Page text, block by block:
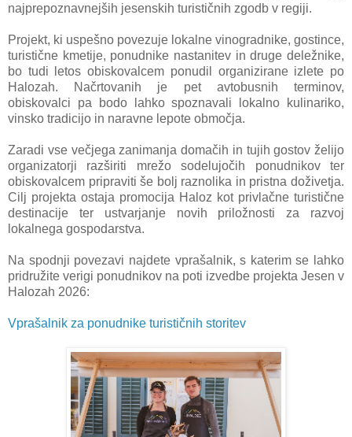
najprepoznavnejših jesenskih turističnih zgodb v regiji.
Projekt, ki uspešno povezuje lokalne vinogradnike, gostince,
turistične kmetije, ponudnike nastanitev in druge deležnike,
bo tudi letos obiskovalcem ponudil organizirane izlete po
Halozah. Načrtovanih je pet avtobusnih terminov,
obiskovalci pa bodo lahko spoznavali lokalno kulinariko,
vinsko tradicijo in naravne lepote območja.
Zaradi vse večjega zanimanja domačih in tujih gostov želijo
organizatorji razširiti mrežo sodelujočih ponudnikov ter
obiskovalcem pripraviti še bolj raznolika in pristna doživetja.
Cilj projekta ostaja promocija Haloz kot privlačne turistične
destinacije ter ustvarjanje novih priložnosti za razvoj
lokalnega gospodarstva.
Na spodnji povezavi najdete vprašalnik, s katerim se lahko
pridružite verigi ponudnikov na poti izvedbe projekta Jesen v
Halozah 2026:
Vprašalnik za ponudnike turističnih storitev